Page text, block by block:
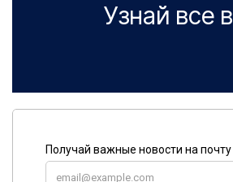
Узнай все в